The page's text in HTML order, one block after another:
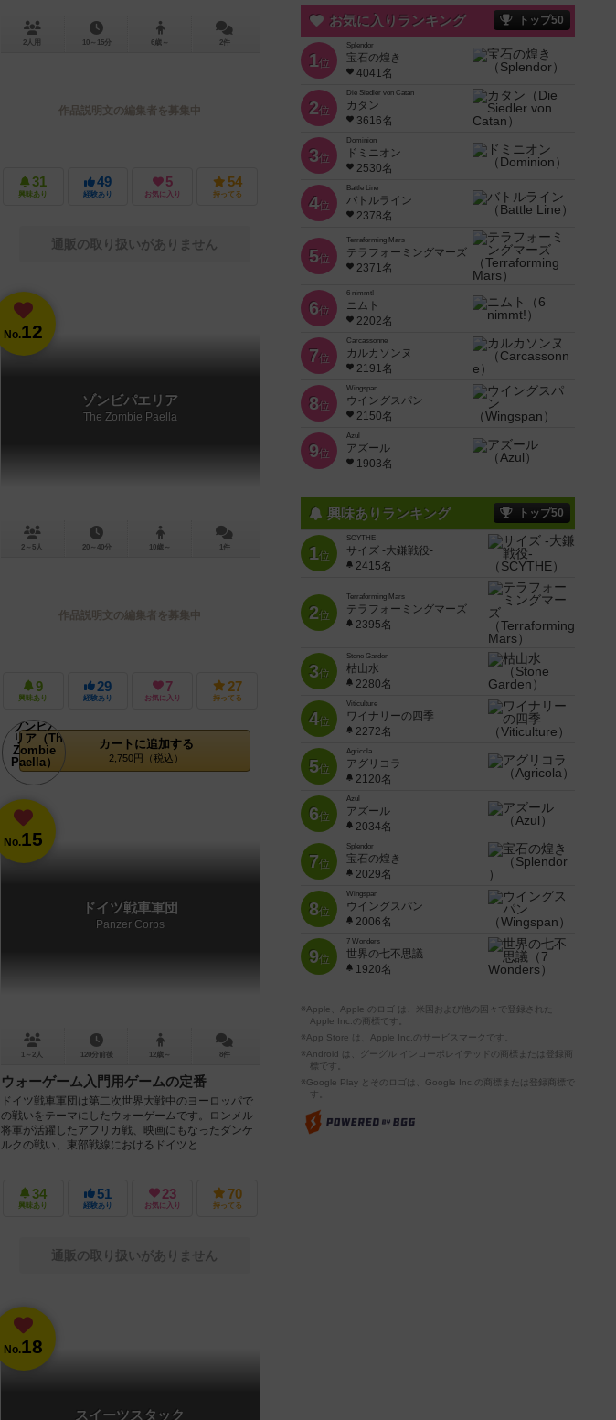
2人用 10～15分 6歳～ 2件
作品説明文の編集者を募集中
31
興味あり
49
経験あり
5
お気に入り
54
持ってる
通販の取り扱いがありません
No.12
ゾンビパエリア
The Zombie Paella
2～5人 20～40分 10歳～ 1件
作品説明文の編集者を募集中
9
興味あり
29
経験あり
7
お気に入り
27
持ってる
カートに追加する
2,750円（税込）
No.15
ドイツ戦車軍団
Panzer Corps
1～2人 120分前後 12歳～ 8件
ウォーゲーム入門用ゲームの定番
ドイツ戦車軍団は第二次世界大戦中のヨーロッパで
の戦いをテーマにしたウォーゲームです。ロンメル
将軍が活躍したアフリカ戦、映画にもなったダンケ
ルクの戦い、東部戦線におけるドイツと...
34
興味あり
51
経験あり
23
お気に入り
70
持ってる
通販の取り扱いがありません
No.18
スイーツスタック
お気に入りランキング トップ50
1位
Splendor
宝石の煌き
4041名
2位
Die Siedler von Catan
カタン
3616名
3位
Dominion
ドミニオン
2530名
4位
Battle Line
バトルライン
2378名
5位
Terraforming Mars
テラフォーミングマーズ
2371名
6位
6 nimmt!
ニムト
2202名
7位
Carcassonne
カルカソンヌ
2191名
8位
Wingspan
ウイングスパン
2150名
9位
Azul
アズール
1903名
興味ありランキング トップ50
1位
SCYTHE
サイズ -大鎌戦役-
2415名
2位
Terraforming Mars
テラフォーミングマーズ
2395名
3位
Stone Garden
枯山水
2280名
4位
Viticulture
ワイナリーの四季
2272名
5位
Agricola
アグリコラ
2120名
6位
Azul
アズール
2034名
7位
Splendor
宝石の煌き
2029名
8位
Wingspan
ウイングスパン
2006名
9位
7 Wonders
世界の七不思議
1920名
※Apple、Apple のロゴ は、米国および他の国々で登録された
Apple Inc.の商標です。
※App Store は、Apple Inc.のサービスマークです。
※Android は、グーグル インコーポレイテッドの商標または登録商
標です。
※Google Play とそのロゴは、Google Inc.の商標または登録商標で
す。